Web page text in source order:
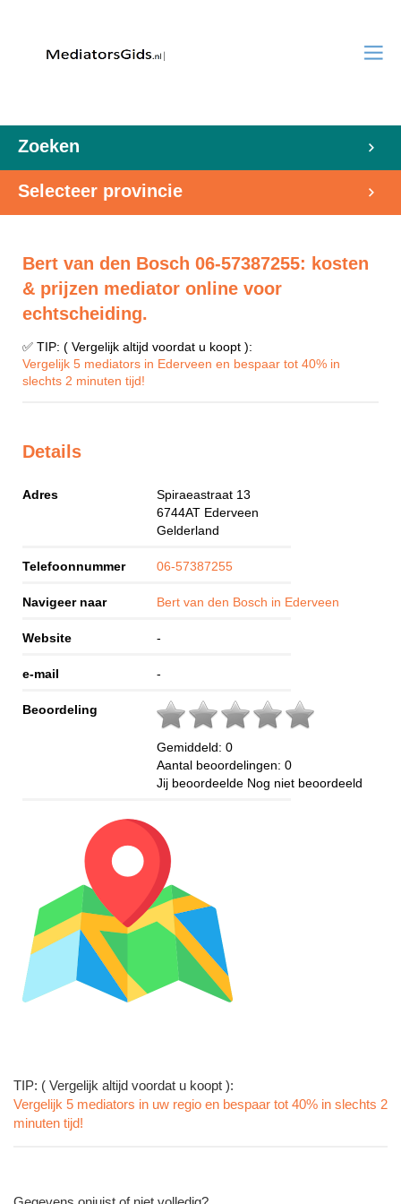
Zoeken
Selecteer provincie
Bert van den Bosch 06-57387255: kosten
& prijzen mediator online voor
echtscheiding.
✅ TIP: ( Vergelijk altijd voordat u koopt ):
Vergelijk 5 mediators in Ederveen en bespaar tot 40% in
slechts 2 minuten tijd!
Details
Adres
Spiraeastraat 13
6744AT Ederveen
Gelderland
Telefoonnummer 06-57387255
Navigeer naar Bert van den Bosch in Ederveen
Website -
e-mail -
Beoordeling
Gemiddeld: 0
Aantal beoordelingen: 0
Jij beoordeelde Nog niet beoordeeld
TIP: ( Vergelijk altijd voordat u koopt ):
Vergelijk 5 mediators in uw regio en bespaar tot 40% in slechts 2
minuten tijd!